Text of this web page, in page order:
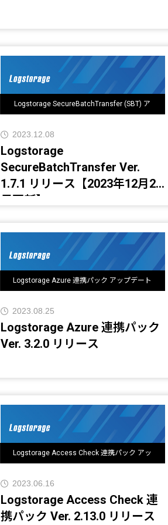
Logstorage SecureBatchTransfer (SBT) ア
2023.12.08
Logstorage
SecureBatchTransfer Ver.
1.7.1 リリース【2023年12月27
日更新】
Logstorage Azure 連携パック アップデート
2023.08.25
Logstorage Azure 連携パック
Ver. 3.2.0 リリース
Logstorage Access Check 連携パック アッ
2023.06.16
Logstorage Access Check 連
携パック Ver. 2.13.0 リリース